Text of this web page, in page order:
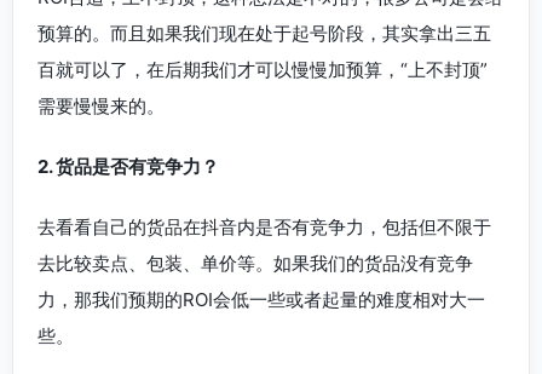
预算的。而且如果我们现在处于起号阶段，其实拿出三五
百就可以了，在后期我们才可以慢慢加预算，“上不封顶”
需要慢慢来的。
2. 货品是否有竞争力？
去看看自己的货品在抖音内是否有竞争力，包括但不限于
去比较卖点、包装、单价等。如果我们的货品没有竞争
力，那我们预期的ROI会低一些或者起量的难度相对大一
些。